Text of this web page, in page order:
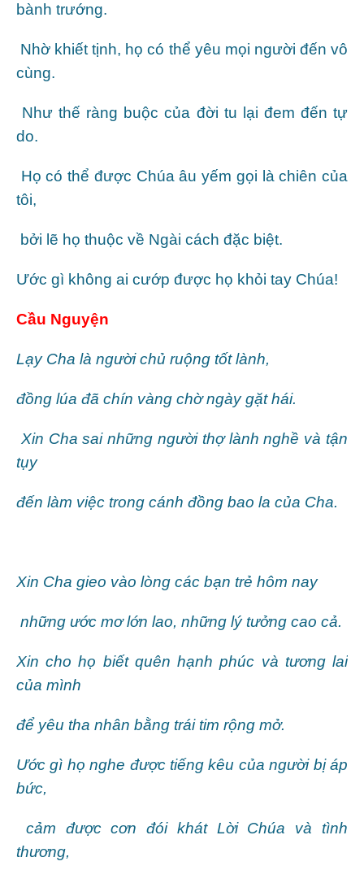
bành trướng.
Nhờ khiết tịnh, họ có thể yêu mọi người đến vô
cùng.
Như thế ràng buộc của đời tu lại đem đến tự
do.
Họ có thể được Chúa âu yếm gọi là chiên của
tôi,
bởi lẽ họ thuộc về Ngài cách đặc biệt.
Ước gì không ai cướp được họ khỏi tay Chúa!
Cầu Nguyện
Lạy Cha là người chủ ruộng tốt lành,
đồng lúa đã chín vàng chờ ngày gặt hái.
Xin Cha sai những người thợ lành nghề và tận
tụy
đến làm việc trong cánh đồng bao la của Cha.
Xin Cha gieo vào lòng các bạn trẻ hôm nay
những ước mơ lớn lao, những lý tưởng cao cả.
Xin cho họ biết quên hạnh phúc và tương lai
của mình
để yêu tha nhân bằng trái tim rộng mở.
Ước gì họ nghe được tiếng kêu của người bị áp
bức,
cảm được cơn đói khát Lời Chúa và tình
thương,